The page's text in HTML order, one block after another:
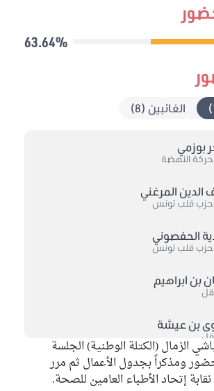
الزمال (الكتلة الوطنية) الجلسة
ومذكراً بجدول الأعمال ثم مرر
إتحاد الأطباء العامين للصحة.
63.64%
الغائبين (8)
بوزمي
حركة النهضة
المرغني
حزب قلب تونس
الحفصوني
حزب قلب تونس
بن ابراهيم
بن عيشة
الزاهي
الاصلاح